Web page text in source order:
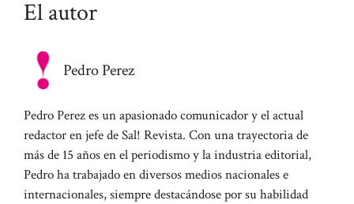
El autor
Pedro Perez
Pedro Perez es un apasionado comunicador y el actual
redactor en jefe de Sal! Revista. Con una trayectoria de
más de 15 años en el periodismo y la industria editorial,
Pedro ha trabajado en diversos medios nacionales e
internacionales, siempre destacándose por su habilidad